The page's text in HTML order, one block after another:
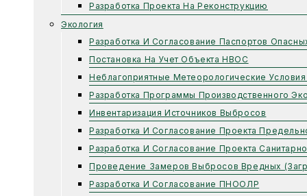
Разработка Проекта На Реконструкцию
Экология
Разработка И Согласование Паспортов
Постановка На Учет Объекта НВОС
Неблагоприятные Метеорологические
Разработка Программы Производственного
Инвентаризация Источников Выбросов
Разработка И Согласование Проекта
Разработка И Согласование Проекта
Проведение Замеров Выбросов Вредных
Разработка И Согласование ПНООЛР